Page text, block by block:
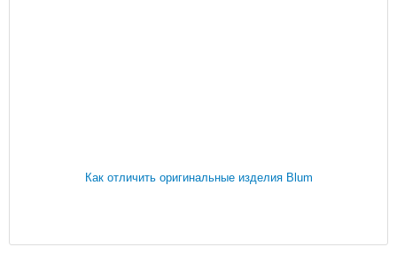
Как отличить оригинальные изделия Blum